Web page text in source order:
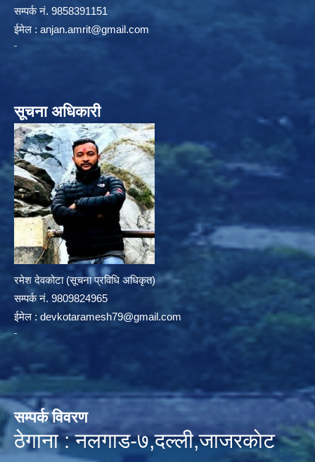
सम्पर्क न‌ं. 9858391151
ईमेल : anjan.amrit@gmail.com
सूचना अधिकारी
रमेश देवकोटा (सूचना प्रविधि अधिकृत)
सम्पर्क न‌ं. 9809824965
ईमेल : devkotaramesh79@gmail.com
सम्पर्क विवरण
ठेगाना : नलगाड-७,दल्ली,जाजरकाेट